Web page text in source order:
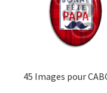
45 Images pour